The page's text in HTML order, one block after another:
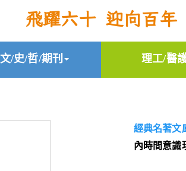
飛躍六十 迎向百年
文/史/哲/期刊 理工/醫
經典名著文
內時間意識